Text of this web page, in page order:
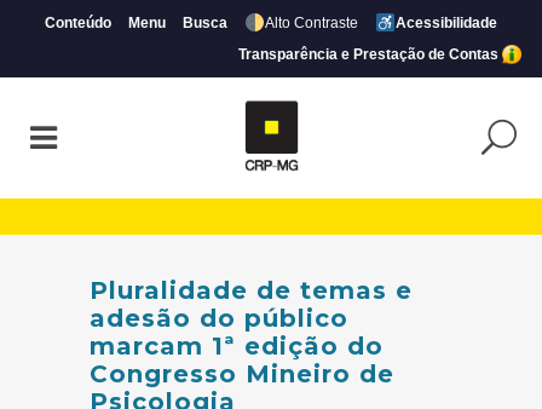
Conteúdo Menu Busca Alto Contraste
Acessibilidade
Transparência e Prestação de Contas
Pluralidade de temas e
adesão do público
marcam 1ª edição do
Congresso Mineiro de
Psicologia